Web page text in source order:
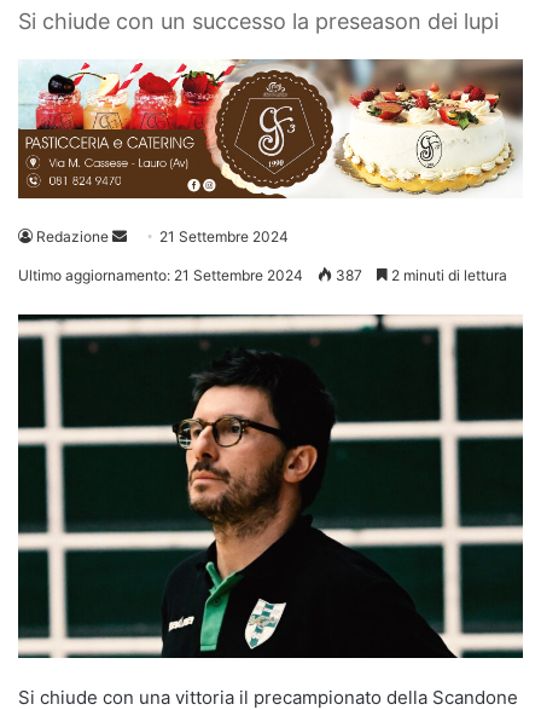
Si chiude con un successo la preseason dei lupi
Redazione
Invia 21 Settembre 2024
Ultimo aggiornamento: 21 Settembre 2024 387 2 minuti di lettura
Si chiude con una vittoria il precampionato della Scandone